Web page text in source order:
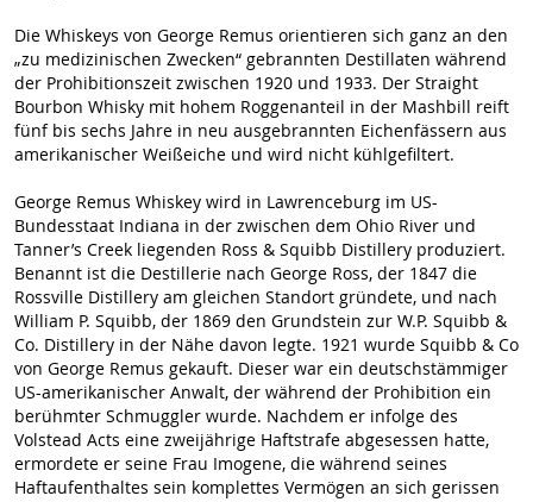
Die Whiskeys von George Remus orientieren sich ganz an den
„zu medizinischen Zwecken“ gebrannten Destillaten während
der Prohibitionszeit zwischen 1920 und 1933. Der Straight
Bourbon Whisky mit hohem Roggenanteil in der Mashbill reift
fünf bis sechs Jahre in neu ausgebrannten Eichenfässern aus
amerikanischer Weißeiche und wird nicht kühlgefiltert.
George Remus Whiskey wird in Lawrenceburg im US-
Bundesstaat Indiana in der zwischen dem Ohio River und
Tanner’s Creek liegenden Ross & Squibb Distillery produziert.
Benannt ist die Destillerie nach George Ross, der 1847 die
Rossville Distillery am gleichen Standort gründete, und nach
William P. Squibb, der 1869 den Grundstein zur W.P. Squibb &
Co. Distillery in der Nähe davon legte. 1921 wurde Squibb & Co
von George Remus gekauft. Dieser war ein deutschstämmiger
US-amerikanischer Anwalt, der während der Prohibition ein
berühmter Schmuggler wurde. Nachdem er infolge des
Volstead Acts eine zweijährige Haftstrafe abgesessen hatte,
ermordete er seine Frau Imogene, die während seines
Haftaufenthaltes sein komplettes Vermögen an sich gerissen